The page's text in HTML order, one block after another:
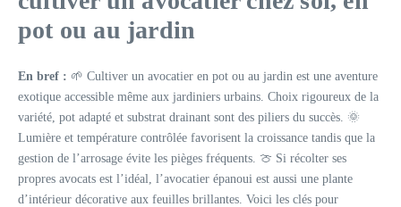
pot ou au jardin
En bref : 🌱 Cultiver un avocatier en pot ou au jardin est une aventure
exotique accessible même aux jardiniers urbains. Choix rigoureux de la
variété, pot adapté et substrat drainant sont des piliers du succès. 🌞
Lumière et température contrôlée favorisent la croissance tandis que la
gestion de l’arrosage évite les pièges fréquents. 🍈 Si récolter ses
propres avocats est l’idéal, l’avocatier épanoui est aussi une plante
d’intérieur décorative aux feuilles brillantes. Voici les clés pour